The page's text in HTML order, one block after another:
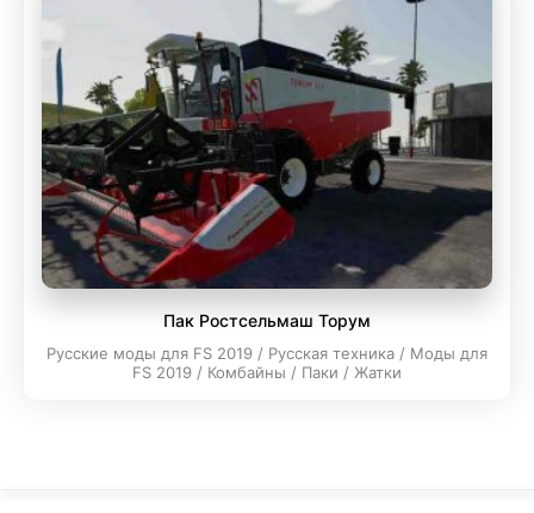
Пак Ростсельмаш Торум
Русские моды для FS 2019 / Русская техника / Моды для
FS 2019 / Комбайны / Паки / Жатки